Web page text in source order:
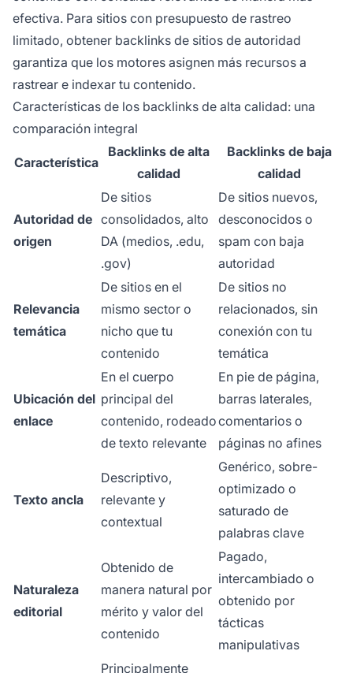
efectiva. Para sitios con presupuesto de rastreo
limitado, obtener backlinks de sitios de autoridad
garantiza que los motores asignen más recursos a
rastrear e indexar tu contenido.
Características de los backlinks de alta calidad: una
comparación integral
Característica
Backlinks de alta
calidad
Backlinks de baja
calidad
Autoridad de
origen
De sitios
consolidados, alto
DA (medios, .edu,
.gov)
De sitios nuevos,
desconocidos o
spam con baja
autoridad
Relevancia
temática
De sitios en el
mismo sector o
nicho que tu
contenido
De sitios no
relacionados, sin
conexión con tu
temática
Ubicación del
enlace
En el cuerpo
principal del
contenido, rodeado
de texto relevante
En pie de página,
barras laterales,
comentarios o
páginas no afines
Texto ancla
Descriptivo,
relevante y
contextual
Genérico, sobre-
optimizado o
saturado de
palabras clave
Naturaleza
editorial
Obtenido de
manera natural por
mérito y valor del
contenido
Pagado,
intercambiado o
obtenido por
tácticas
manipulativas
Principalmente